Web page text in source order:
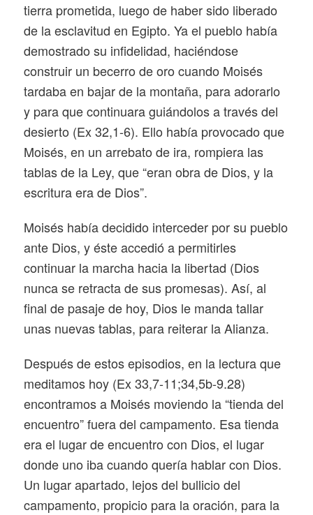
tierra prometida, luego de haber sido liberado
de la esclavitud en Egipto. Ya el pueblo había
demostrado su infidelidad, haciéndose
construir un becerro de oro cuando Moisés
tardaba en bajar de la montaña, para adorarlo
y para que continuara guiándolos a través del
desierto (Ex 32,1-6). Ello había provocado que
Moisés, en un arrebato de ira, rompiera las
tablas de la Ley, que “eran obra de Dios, y la
escritura era de Dios”.
Moisés había decidido interceder por su pueblo
ante Dios, y éste accedió a permitirles
continuar la marcha hacia la libertad (Dios
nunca se retracta de sus promesas). Así, al
final de pasaje de hoy, Dios le manda tallar
unas nuevas tablas, para reiterar la Alianza.
Después de estos episodios, en la lectura que
meditamos hoy (Ex 33,7-11;34,5b-9.28)
encontramos a Moisés moviendo la “tienda del
encuentro” fuera del campamento. Esa tienda
era el lugar de encuentro con Dios, el lugar
donde uno iba cuando quería hablar con Dios.
Un lugar apartado, lejos del bullicio del
campamento, propicio para la oración, para la